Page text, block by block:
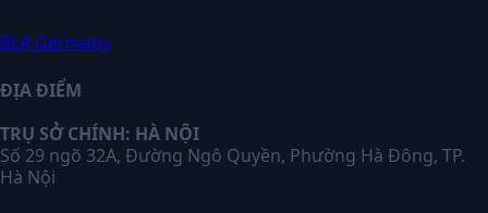
BLA Germany
ĐỊA ĐIỂM
TRỤ SỞ CHÍNH: HÀ NỘI
Số 29 ngõ 32A, Đường Ngô Quyền, Phường Hà Đông, TP.
Hà Nội